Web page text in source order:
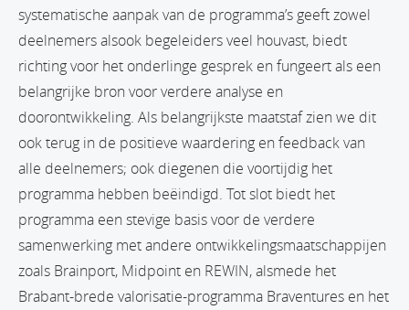
systematische aanpak van de programma’s geeft zowel
deelnemers alsook begeleiders veel houvast, biedt
richting voor het onderlinge gesprek en fungeert als een
belangrijke bron voor verdere analyse en
doorontwikkeling. Als belangrijkste maatstaf zien we dit
ook terug in de positieve waardering en feedback van
alle deelnemers; ook diegenen die voortijdig het
programma hebben beëindigd. Tot slot biedt het
programma een stevige basis voor de verdere
samenwerking met andere ontwikkelingsmaatschappijen
zoals Brainport, Midpoint en REWIN, alsmede het
Brabant-brede valorisatie-programma Braventures en het